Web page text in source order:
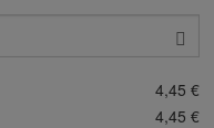
4,45 €
4,45 €